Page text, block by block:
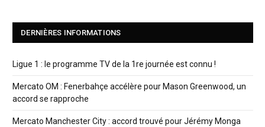
DERNIÈRES INFORMATIONS
Ligue 1 : le programme TV de la 1re journée est connu !
Mercato OM : Fenerbahçe accélère pour Mason Greenwood, un
accord se rapproche
Mercato Manchester City : accord trouvé pour Jérémy Monga